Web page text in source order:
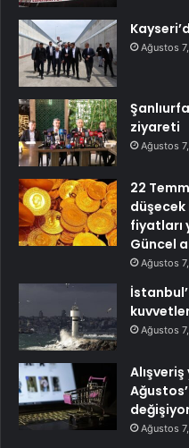
Ağustos
ziyareti
Ağustos
22
düşecek
fiyatları
Güncel
Ağustos
Ağustos
Ağustos